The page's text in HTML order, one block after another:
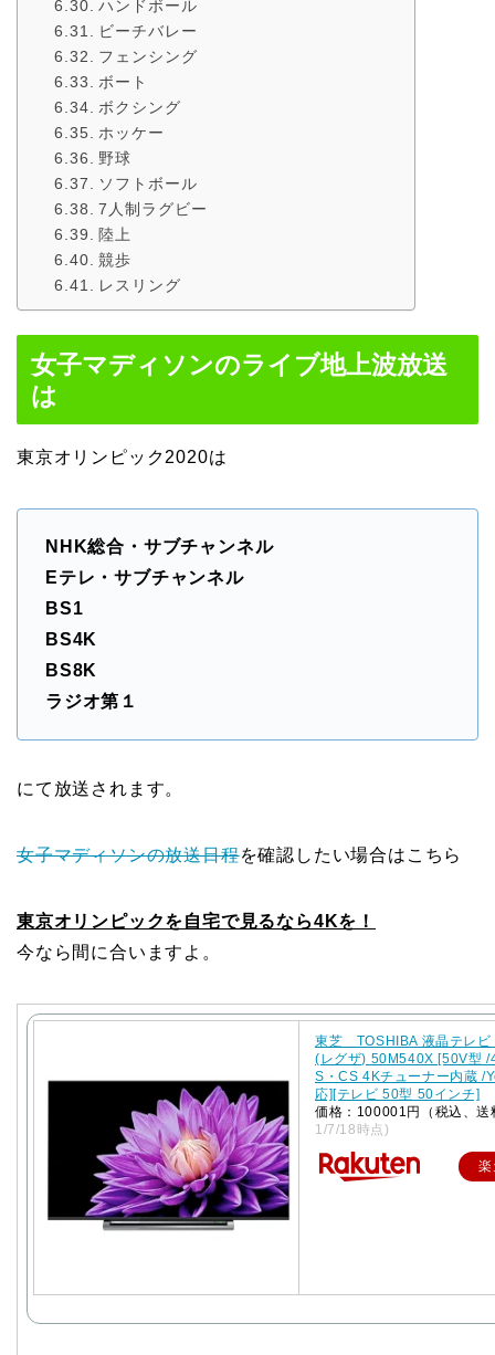
ハンドボール
ビーチバレー
フェンシング
ボート
ボクシング
ホッケー
野球
ソフトボール
7人制ラグビー
陸上
競歩
レスリング
女子マディソンのライブ地上波放送
は
東京オリンピック2020は
NHK総合・サブチャンネル
Eテレ・サブチャンネル
BS1
BS4K
BS8K
ラジオ第１
にて放送されます。
女子マディソンの放送日程を確認したい場合はこちら
東京オリンピックを自宅で見るなら4Kを！
今なら間に合いますよ。
東芝 TOSHIBA 液晶テレビ
(レグザ) 50M540X [50V型 /
S・CS 4Kチューナー内蔵 /
応][テレビ 50型 50インチ]
価格：100001円（税込、
1/7/18時点)